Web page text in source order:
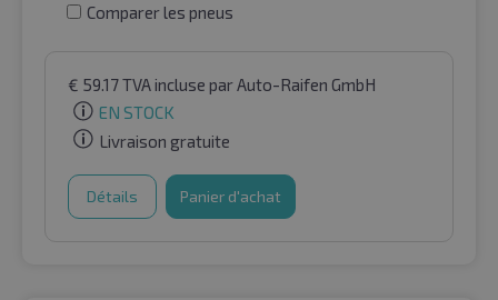
Comparer les pneus
€ 59.17TVA incluse par Auto-Raifen GmbH
EN STOCK
Livraison gratuite
Détails Panier d'achat